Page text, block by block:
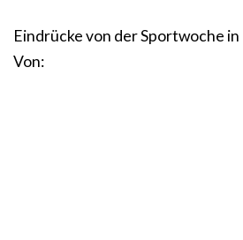
Eindrücke von der Sportwoche
Von: